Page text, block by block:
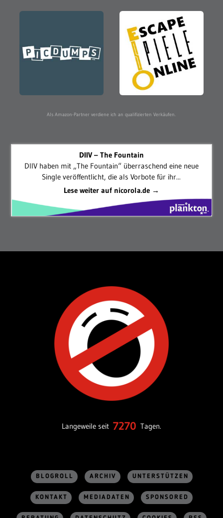
Als Amazon-Partner verdiene ich an qualifizierten Verkäufen.
DIIV – The Fountain
DIIV haben mit „The Fountain“ überraschend eine neue
Single veröffentlicht, die als Vorbote für ihr...
Lese weiter auf nicorola.de →
Langeweile seit 7270 Tagen.
BLOGROLL ARCHIV UNTERSTÜTZEN
KONTAKT MEDIADATEN SPONSORED